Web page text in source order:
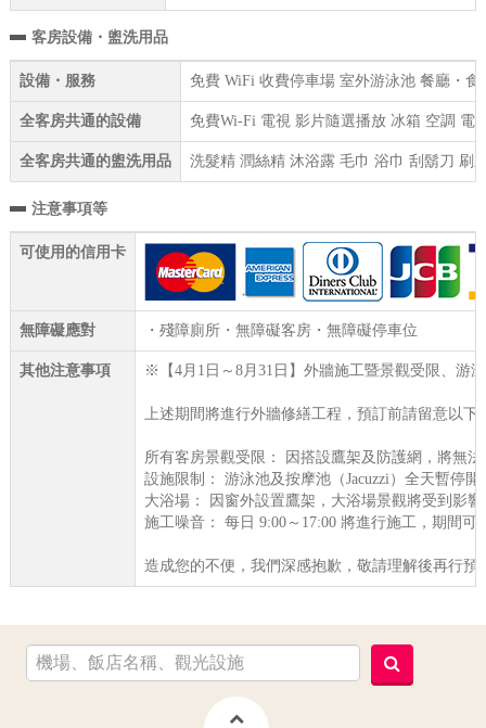
客房設備・盥洗用品
設備・服務 免費 WiFi 收費停車場 室外游泳池 餐廳・
全客房共通的設備 免費Wi-Fi 電視 影片隨選播放 冰箱 空調 電
全客房共通的盥洗用品 洗髮精 潤絲精 沐浴露 毛巾 浴巾 刮鬍刀 刷
注意事項等
可使用的信用卡
無障礙應對 ・殘障廁所・無障礙客房・無障礙停車位
其他注意事項 ※【4月1日～8月31日】外牆施工暨景觀受限、游
上述期間將進行外牆修繕工程，預訂前請留意以下
所有客房景觀受限： 因搭設鷹架及防護網，將無
設施限制： 游泳池及按摩池（Jacuzzi）全天暫停開
大浴場： 因窗外設置鷹架，大浴場景觀將受到影響
施工噪音： 每日 9:00～17:00 將進行施工，期間
造成您的不便，我們深感抱歉，敬請理解後再行預